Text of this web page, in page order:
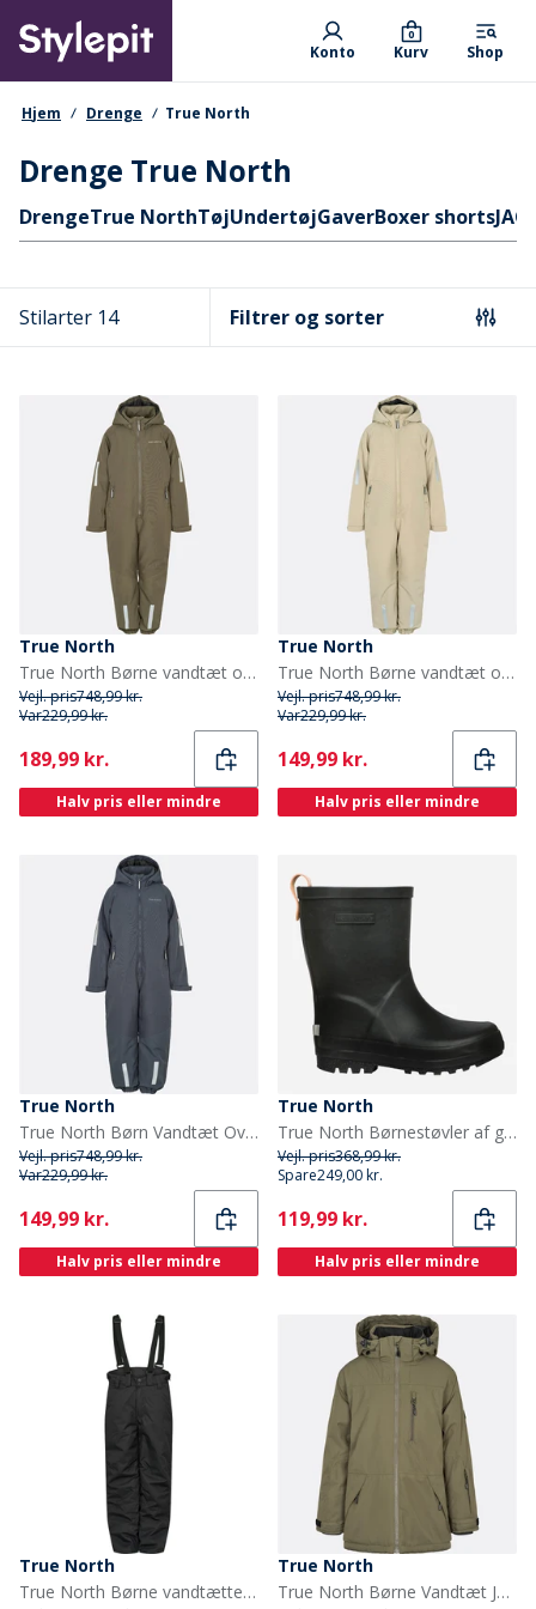
main
content
Primary departments
Konto Kurv
0
Shop
navigationssti
Hjem Drenge True North
Drenge True North
Hurtige links
DrengeTrue NorthTøjUndertøjGaverBoxer shorts
Stilarter 14 Filtrer og sorter
True North
True North Børne vandtæt overall Oxford snefrakke tarmac
Vejl. pris748,99 kr.
Var229,99 kr.
Current
189,99 kr.
Halv pris eller mindre
True North
True North Børne vandtæt overall Oxford sne dragt sand
Vejl. pris748,99 kr.
Var229,99 kr.
Current
149,99 kr.
Halv pris eller mindre
True North
True North Børn Vandtæt Overalls Oxford Snedragt Nattehimmel
Vejl. pris748,99 kr.
Var229,99 kr.
Current
149,99 kr.
Halv pris eller mindre
True North
True North Børnestøvler af gummi Sort
Vejl. pris368,99 kr.
Spare249,00 kr.
Current
119,99 kr.
Halv pris eller mindre
True North
True North Børne vandtætte snebukser sort
True North
True North Børne Vandtæt Jakke Tarmac